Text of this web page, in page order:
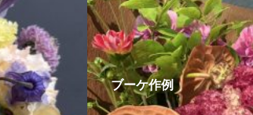
ブーケ作例